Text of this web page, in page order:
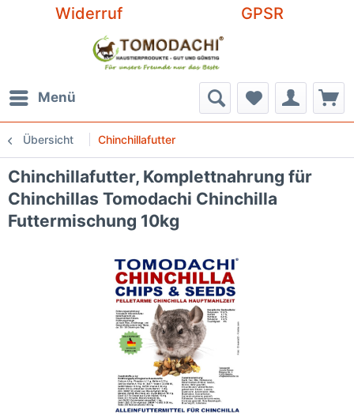
Widerruf GPSR
Menü
Übersicht Chinchillafutter
Chinchillafutter, Komplettnahrung für
Chinchillas Tomodachi Chinchilla
Futtermischung 10kg